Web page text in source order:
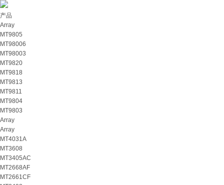
产品
Array
MT9805
MT98006
MT98003
MT9820
MT9818
MT9813
MT9811
MT9804
MT9803
Array
Array
MT4031A
MT3608
MT3405AC
MT2668AF
MT2661CF